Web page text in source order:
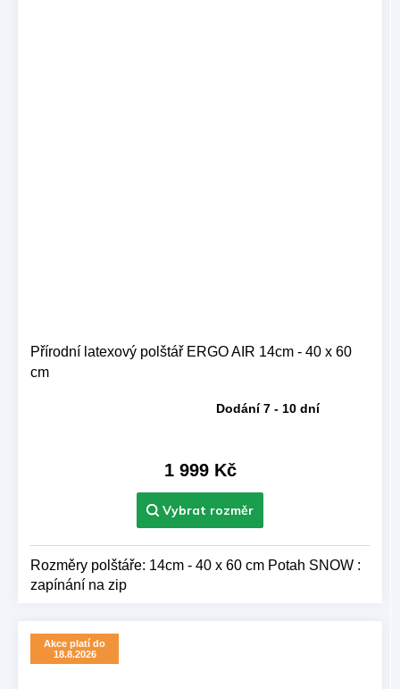
Přírodní latexový polštář ERGO AIR 14cm - 40 x 60
cm
Dodání 7 - 10 dní
1 999 Kč
Rozměry polštáře: 14cm - 40 x 60 cm Potah SNOW :
zapínání na zip
Akce platí do
18.8.2026